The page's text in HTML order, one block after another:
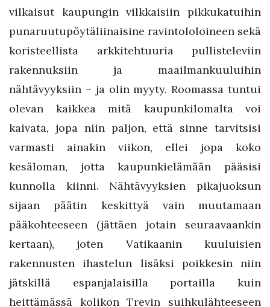
vilkaisut kaupungin vilkkaisiin pikkukatuihin
punaruutupöytäliinaisine ravintololoineen sekä
koristeellista arkkitehtuuria pullisteleviin
rakennuksiin ja maailmankuuluihin
nähtävyyksiin – ja olin myyty. Roomassa tuntui
olevan kaikkea mitä kaupunkilomalta voi
kaivata, jopa niin paljon, että sinne tarvitsisi
varmasti ainakin viikon, ellei jopa koko
kesäloman, jotta kaupunkielämään pääsisi
kunnolla kiinni. Nähtävyyksien pikajuoksun
sijaan päätin keskittyä vain muutamaan
pääkohteeseen (jättäen jotain seuraavaankin
kertaan), joten Vatikaanin kuuluisien
rakennusten ihastelun lisäksi poikkesin niin
jätskillä espanjalaisilla portailla kuin
heittämässä kolikon Trevin suihkulähteeseen